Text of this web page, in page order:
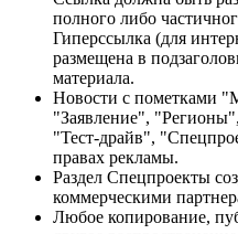
полного либо
Гиперссылка (для
размещена в
материала.
Новости с пометками
"Заявление",
"Тест-драйв",
правах рекламы.
Раздел Спецпроекты
коммерческими
Любое копирование,